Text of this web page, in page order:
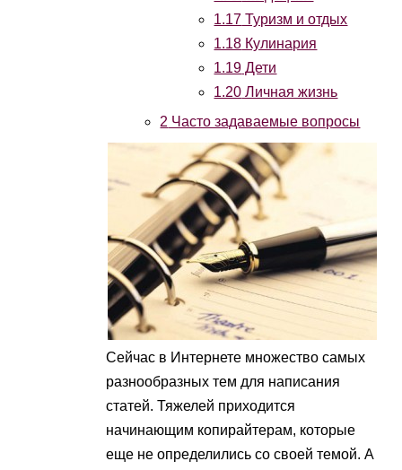
1.17 Туризм и отдых
1.18 Кулинария
1.19 Дети
1.20 Личная жизнь
2 Часто задаваемые вопросы
Сейчас в Интернете множество самых
разнообразных тем для написания
статей. Тяжелей приходится
начинающим копирайтерам, которые
еще не определились со своей темой. А